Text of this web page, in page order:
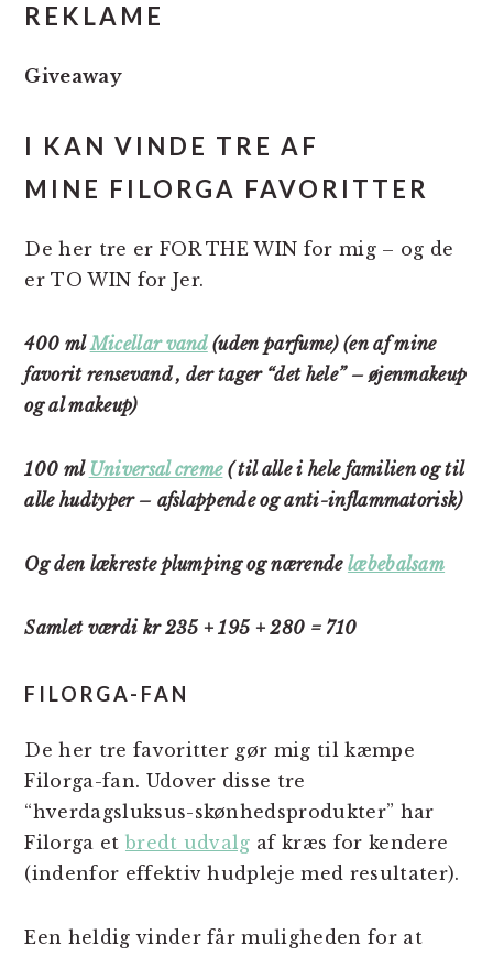
REKLAME
Giveaway
I KAN VINDE TRE AF
MINE FILORGA FAVORITTER
De her tre er FOR THE WIN for mig – og de
er TO WIN for Jer.
400 ml Micellar vand(uden parfume) (en af mine
favorit rensevand , der tager “det hele” – øjenmakeup
og al makeup)
100 ml Universal creme( til alle i hele familien og til
alle hudtyper – afslappende og anti-inflammatorisk)
Og den lækreste plumping og nærende læbebalsam
Samlet værdi kr 235 + 195 + 280 = 710
FILORGA-FAN
De her tre favoritter gør mig til kæmpe
Filorga-fan. Udover disse tre
“hverdagsluksus-skønhedsprodukter” har
Filorga et bredt udvalg af kræs for kendere
(indenfor effektiv hudpleje med resultater).
Een heldig vinder får muligheden for at